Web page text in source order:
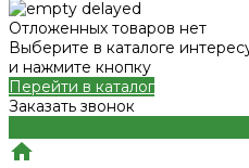
Отложенных товаров нет
Выберите в каталоге
и нажмите кнопку
Перейти в каталог
Заказать звонок